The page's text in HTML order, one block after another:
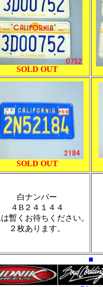
SOLD OUT
SOLD OUT
白ナンバー
４B２４１４４
暫くお待ちください。
２枚あります。
■